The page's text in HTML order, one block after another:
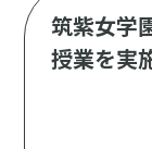
筑紫女学
授業を実